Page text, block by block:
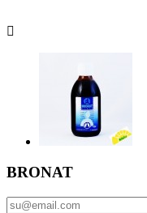

BRONAT